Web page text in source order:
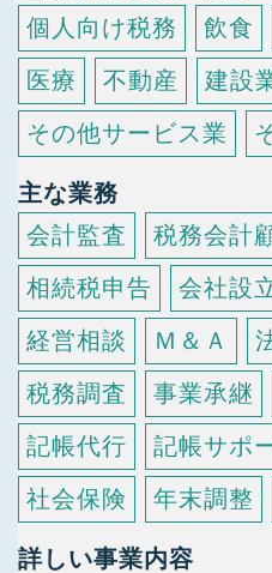
個人向け税務
飲食
医療
不動産 建設
その他サービス業
主な業務
会計監査
税務会計
相続税申告
会社設
経営相談
Ｍ＆Ａ
税務調査
事業承継
記帳代行
記帳サポ
社会保険
年末調整
詳しい事業内容